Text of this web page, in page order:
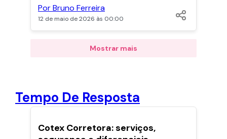
Por Bruno Ferreira
12 de maio de 2026 às 00:00
Mostrar mais
Tempo De Resposta
Cotex Corretora: serviços,